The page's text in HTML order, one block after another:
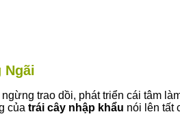
Ngãi
ngừng trao dồi, phát triển cái tâm
của trái cây nhập khẩu nói lên tất